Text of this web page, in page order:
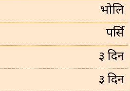
भोलि
पर्सि
३ दिन
३ दिन